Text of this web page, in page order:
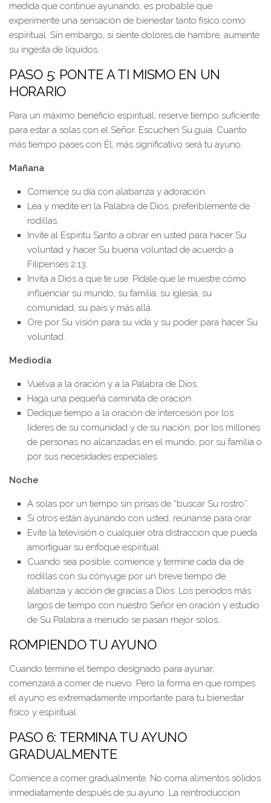
medida que continúe ayunando, es probable que
experimente una sensación de bienestar tanto físico como
espiritual. Sin embargo, si siente dolores de hambre, aumente
su ingesta de líquidos.
PASO 5: PONTE A TI MISMO EN UN
HORARIO
Para un máximo beneficio espiritual, reserve tiempo suficiente
para estar a solas con el Señor. Escuchen Su guía. Cuanto
más tiempo pases con Él, más significativo será tu ayuno.
Mañana
Comience su día con alabanza y adoración.
Lea y medite en la Palabra de Dios, preferiblemente de
rodillas.
Invite al Espíritu Santo a obrar en usted para hacer Su
voluntad y hacer Su buena voluntad de acuerdo a
Filipenses 2:13.
Invita a Dios a que te use. Pídale que le muestre cómo
influenciar su mundo, su familia, su iglesia, su
comunidad, su país y más allá.
Ore por Su visión para su vida y su poder para hacer Su
voluntad.
Mediodía
Vuelva a la oración y a la Palabra de Dios.
Haga una pequeña caminata de oración.
Dedique tiempo a la oración de intercesión por los
líderes de su comunidad y de su nación, por los millones
de personas no alcanzadas en el mundo, por su familia o
por sus necesidades especiales.
Noche
A solas por un tiempo sin prisas de “buscar Su rostro”.
Si otros están ayunando con usted, reúnanse para orar.
Evite la televisión o cualquier otra distracción que pueda
amortiguar su enfoque espiritual.
Cuando sea posible, comience y termine cada día de
rodillas con su cónyuge por un breve tiempo de
alabanza y acción de gracias a Dios. Los períodos más
largos de tiempo con nuestro Señor en oración y estudio
de Su Palabra a menudo se pasan mejor solos.
ROMPIENDO TU AYUNO
Cuando termine el tiempo designado para ayunar,
comenzará a comer de nuevo. Pero la forma en que rompes
el ayuno es extremadamente importante para tu bienestar
físico y espiritual.
PASO 6: TERMINA TU AYUNO
GRADUALMENTE
Comience a comer gradualmente. No coma alimentos sólidos
inmediatamente después de su ayuno. La reintroducción